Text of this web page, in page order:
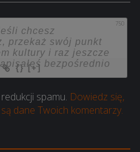
750
{} [+]
spamu. Dowiedz się,
dane Twoich komentarzy.